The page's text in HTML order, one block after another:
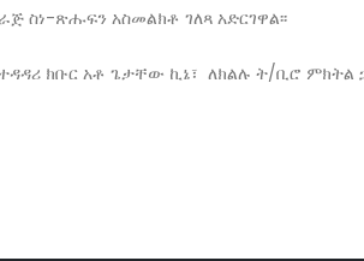
ስነ-ጽሑፍን አስመልክቶ ገለጻ አድርገዋል፡፡
ክቡር አቶ ጌታቸው ኪኔ፣ ለክልሉ ት/ቢሮ